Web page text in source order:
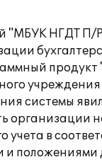
"МБУК НГДТ
продукт
учреждения
системы
организации
учета в
и